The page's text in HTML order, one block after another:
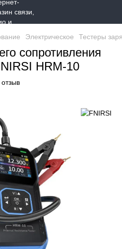
Электрическое Тестеры
сопротивления
HRM-10